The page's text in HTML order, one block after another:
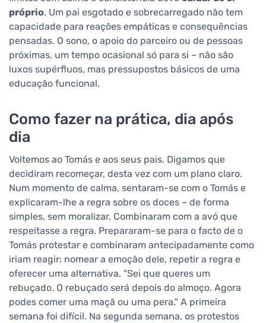
próprio. Um pai esgotado e sobrecarregado não tem
capacidade para reações empáticas e consequências
pensadas. O sono, o apoio do parceiro ou de pessoas
próximas, um tempo ocasional só para si – não são
luxos supérfluos, mas pressupostos básicos de uma
educação funcional.
Como fazer na prática, dia após
dia
Voltemos ao Tomás e aos seus pais. Digamos que
decidiram recomeçar, desta vez com um plano claro.
Num momento de calma, sentaram-se com o Tomás e
explicaram-lhe a regra sobre os doces – de forma
simples, sem moralizar. Combinaram com a avó que
respeitasse a regra. Prepararam-se para o facto de o
Tomás protestar e combinaram antecipadamente como
iriam reagir: nomear a emoção dele, repetir a regra e
oferecer uma alternativa. "Sei que queres um
rebuçado. O rebuçado será depois do almoço. Agora
podes comer uma maçã ou uma pera." A primeira
semana foi difícil. Na segunda semana, os protestos